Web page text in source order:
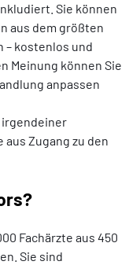
Sie können
aus dem größten
kostenlos und
Meinung können Sie
anpassen
irgendeiner
Zugang zu den
Fachärzte aus 450
Sie sind